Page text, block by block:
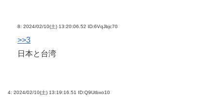
8: 2024/02/10(土) 13:20:06.52 ID:6VqJbjc70
>>3
日本と台湾
4: 2024/02/10(土) 13:19:16.51 ID:Q9Utbxo10